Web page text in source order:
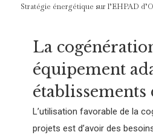
La
équipement
établissements
L’utilisation favorable de la
projets est d’avoir des
Stratégie énergétique sur l’EHPAD